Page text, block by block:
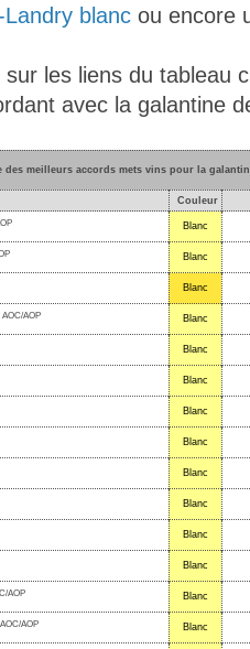
blanc ou encore
les liens du tableau
avec la galantine
des meilleurs accords mets vins pour la
Couleur
Blanc
Blanc
Blanc
AOC/AOP Blanc
Blanc
Blanc
Blanc
Blanc
Blanc
Blanc
Blanc
Blanc
AOP Blanc
AOC/AOP Blanc